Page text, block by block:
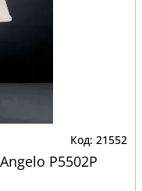
21552
P5502P